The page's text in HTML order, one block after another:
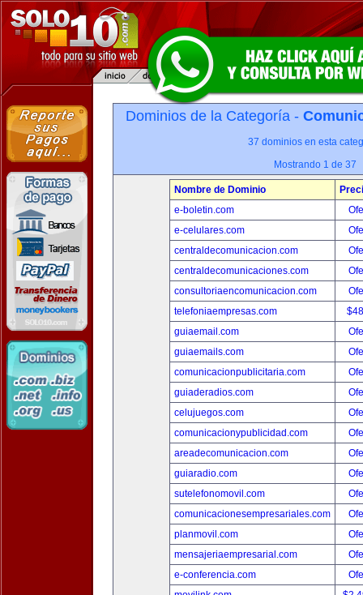
Dominios de la Categoría -
37 dominios en esta
Mostrando 1 de 37
Nombre de Dominio
e-boletin.com
e-celulares.com
centraldecomunicacion.com
centraldecomunicaciones.com
consultoriaencomunicacion.com
telefoniaempresas.com
guiaemail.com
guiaemails.com
comunicacionpublicitaria.com
guiaderadios.com
celujuegos.com
comunicacionypublicidad.com
areadecomunicacion.com
guiaradio.com
sutelefonomovil.com
comunicacionesempresariales.com
planmovil.com
mensajeriaempresarial.com
e-conferencia.com